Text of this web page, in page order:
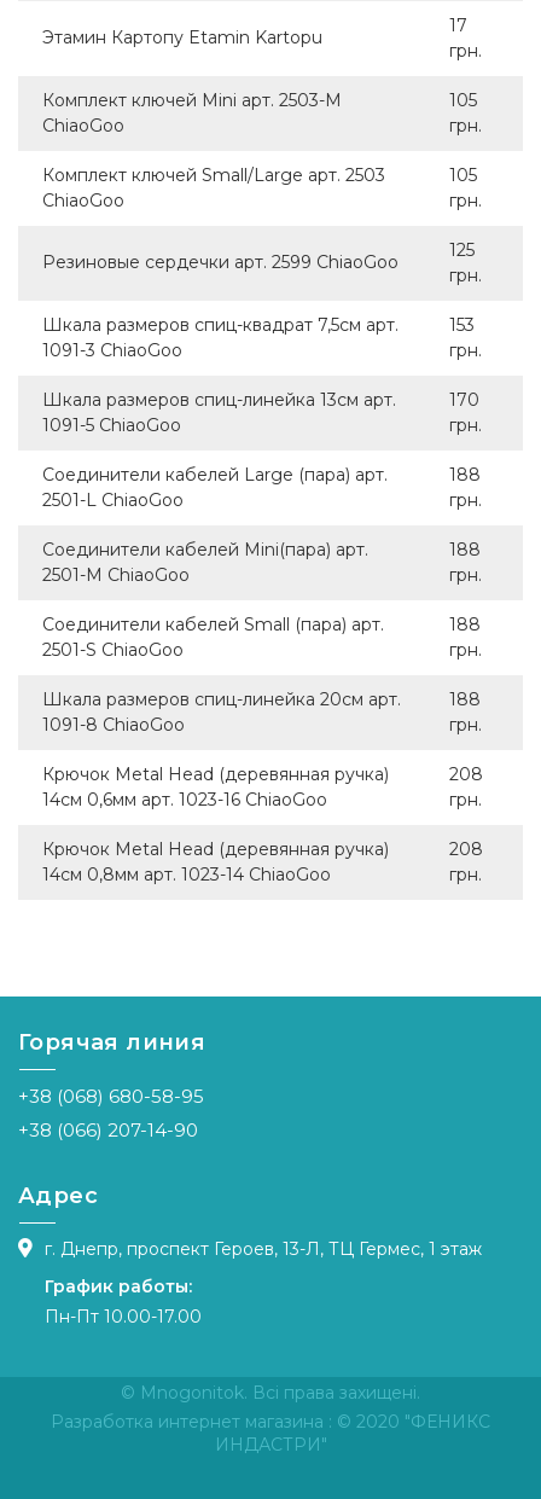
Этамин Картопу Etamin Kartopu
17
грн.
Комплект ключей Mini арт. 2503-M
ChiaoGoo
105
грн.
Комплект ключей Small/Large арт. 2503
ChiaoGoo
105
грн.
Резиновые сердечки арт. 2599 ChiaoGoo
125
грн.
Шкала размеров спиц-квадрат 7,5см арт.
1091-3 ChiaoGoo
153
грн.
Шкала размеров спиц-линейка 13см арт.
1091-5 ChiaoGoo
170
грн.
Соединители кабелей Large (пара) арт.
2501-L ChiaoGoo
188
грн.
Соединители кабелей Mini(пара) арт.
2501-M ChiaoGoo
188
грн.
Соединители кабелей Small (пара) арт.
2501-S ChiaoGoo
188
грн.
Шкала размеров спиц-линейка 20см арт.
1091-8 ChiaoGoo
188
грн.
Крючок Metal Head (деревянная ручка)
14см 0,6мм арт. 1023-16 ChiaoGoo
208
грн.
Крючок Metal Head (деревянная ручка)
14см 0,8мм арт. 1023-14 ChiaoGoo
208
грн.
Горячая линия
+38 (068) 680-58-95
+38 (066) 207-14-90
Адрес
г. Днепр, проспект Героев, 13-Л, ТЦ Гермес, 1 этаж
График работы:
Пн-Пт 10.00-17.00
© Mnogonitok. Всі права захищені.
Разработка интернет магазина : © 2020 "ФЕНИКС
ИНДАСТРИ"